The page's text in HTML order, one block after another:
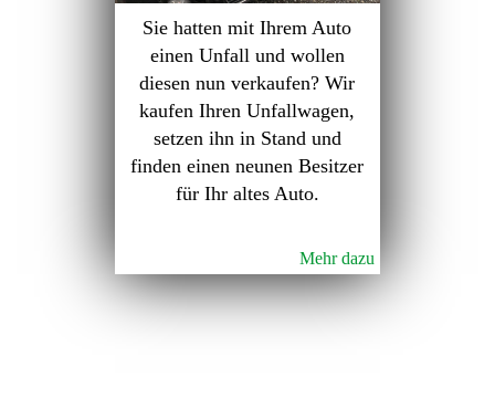
Sie hatten mit Ihrem Auto
einen Unfall und wollen
diesen nun verkaufen? Wir
kaufen Ihren Unfallwagen,
setzen ihn in Stand und
finden einen neunen Besitzer
für Ihr altes Auto.
Mehr dazu